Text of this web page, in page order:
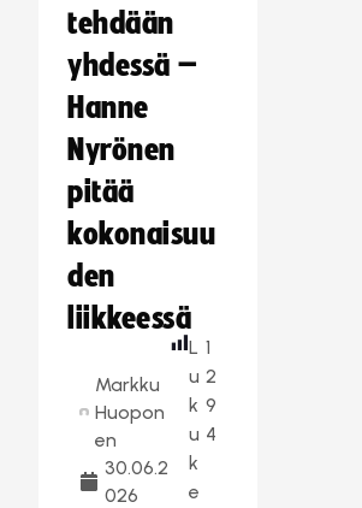
tehdään
yhdessä –
Hanne
Nyrönen
pitää
kokonaisuu
den
liikkeessä
Markku
Huopon
en
30.06.2
026
L
u
k
u
k
e
1
2
9
4